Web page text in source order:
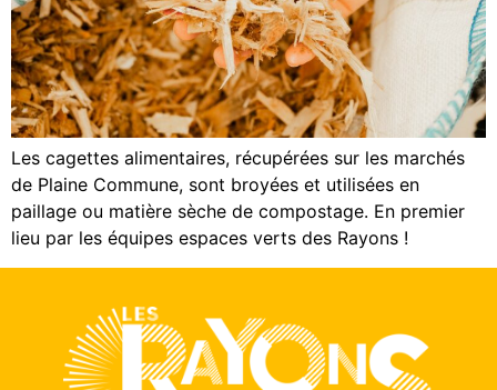
Les cagettes alimentaires, récupérées sur les marchés
de Plaine Commune, sont broyées et utilisées en
paillage ou matière sèche de compostage. En premier
lieu par les équipes espaces verts des Rayons !